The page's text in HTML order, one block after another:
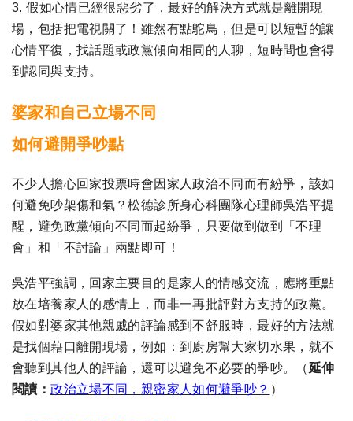
3. 假如心情已經很惡劣了，最好的解決方式就是離開現
場，包括把電視關了！雖然有點鴕鳥，但是可以短暫的讓
心情平復，找話題或政黨傾向相同的人聊，短時間也會得
到認同與支持。
婆家和自己立場不同
如何避開爭吵點
不少人擔心回家投票時會因家人政治不同而有紛爭，該如
何避免吵架傷和氣？松德診所身心科團隊心理師吳浩平提
醒，避免政黨傾向不同而起紛爭，只要做到做到「不理
會」和「不討論」兩點即可！
吳浩平強調，回家主要目的是家人的情感交流，應將重點
放在培養家人的感情上，而非一再批評對方支持的政黨。
假如對婆家其他親戚的評論感到不舒服時，最好的方法就
是找個藉口離開現場，例如：到廚房幫大家切水果，就不
會聽到其他人的評論，還可以避免不必要的爭吵。
（延伸
閱讀：政治立場不同，親密家人如何避爭吵？ ）